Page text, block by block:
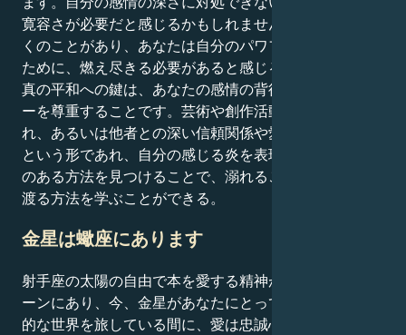
寛容さが必要だと感じるかもしれません。世の中には多
くのことがあり、あなたは自分のパワフルな内面を守る
ために、燃え尽きる必要があると感じるかもしれない。
真の平和への鍵は、あなたの感情の背後にあるエネルギ
ーを尊重することです。芸術や創作活動を通じてであ
れ、あるいは他者との深い信頼関係や愛に関連した提携
という形であれ、自分の感じる炎を表現する安全で栄養
のある方法を見つけることで、溺れることなく深い海を
渡る方法を学ぶことができる。
金星は蠍座にあります
射手座の太陽の自由で本を愛する精神があなたの感情ゾ
ーンにあり、今、金星があなたにとって蠍座の深く変容
的な世界を旅している間に、愛は忠誠心で激しく感情的